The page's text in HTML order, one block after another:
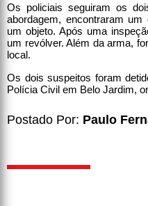
Os policiais seguiram os
abordagem, encontraram
um objeto. Após uma
um revólver. Além da arma,
local.
Os dois suspeitos foram
Polícia Civil em Belo Jardim,
Postado Por: Paulo